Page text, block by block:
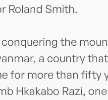
Roland Smith.
the
a country
for more than fifty
Hkakabo Razi,